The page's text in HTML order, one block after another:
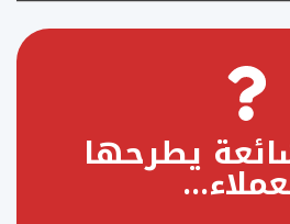
يطرحها